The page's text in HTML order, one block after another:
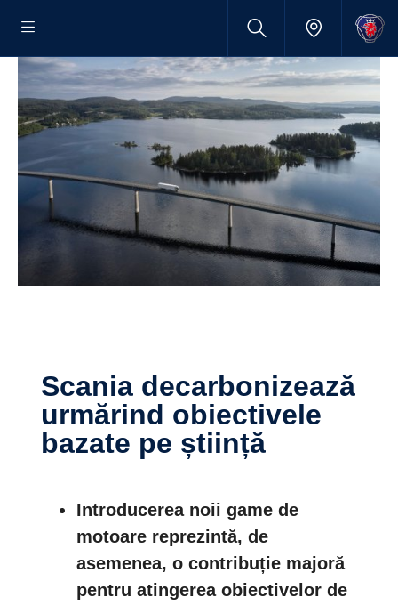
Scania decarbonizează
urmărind obiectivele
bazate pe știință
Introducerea noii game de
motoare reprezintă, de
asemenea, o contribuție majoră
pentru atingerea obiectivelor de